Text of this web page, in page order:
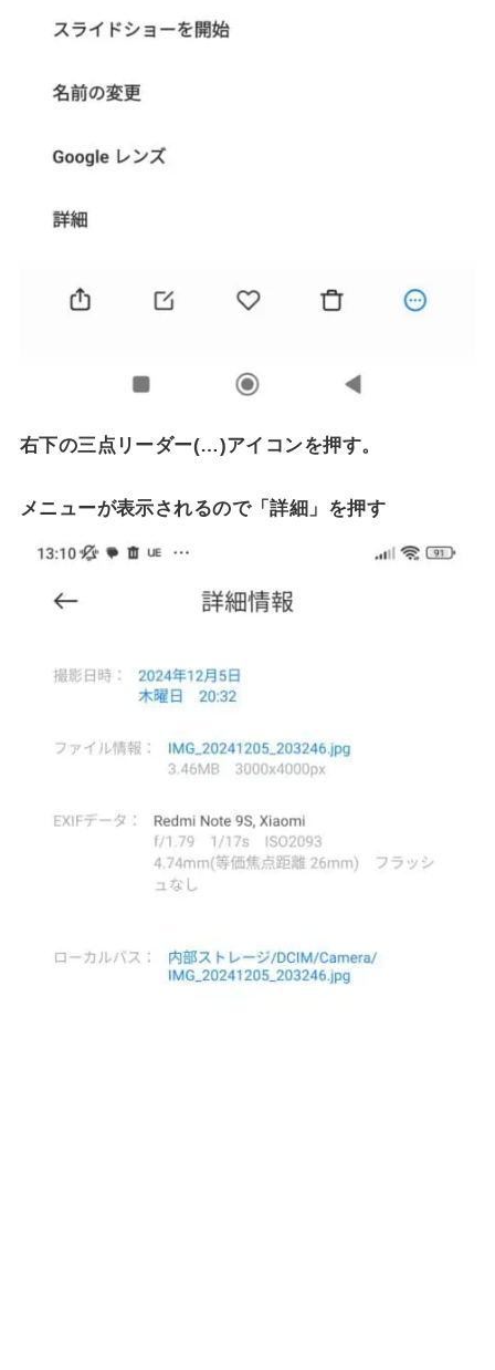
右下の三点リーダー(…)アイコンを押す。
メニューが表示されるので「詳細」を押す